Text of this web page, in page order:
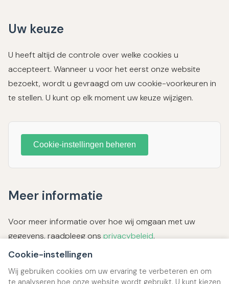
Uw keuze
U heeft altijd de controle over welke cookies u
accepteert. Wanneer u voor het eerst onze website
bezoekt, wordt u gevraagd om uw cookie-voorkeuren in
te stellen. U kunt op elk moment uw keuze wijzigen.
Cookie-instellingen beheren
Meer informatie
Voor meer informatie over hoe wij omgaan met uw
gegevens, raadpleeg ons privacybeleid.
Als u vragen heeft over ons gebruik van cookies, neem
dan gerustcontactmet ons op.
Cookie-instellingen
Wij gebruiken cookies om uw ervaring te verbeteren en om
te analyseren hoe onze website wordt gebruikt. U kunt kiezen